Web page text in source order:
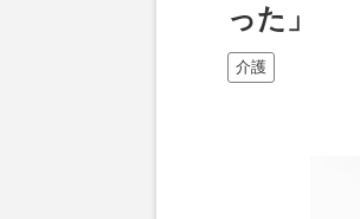
った」
介護